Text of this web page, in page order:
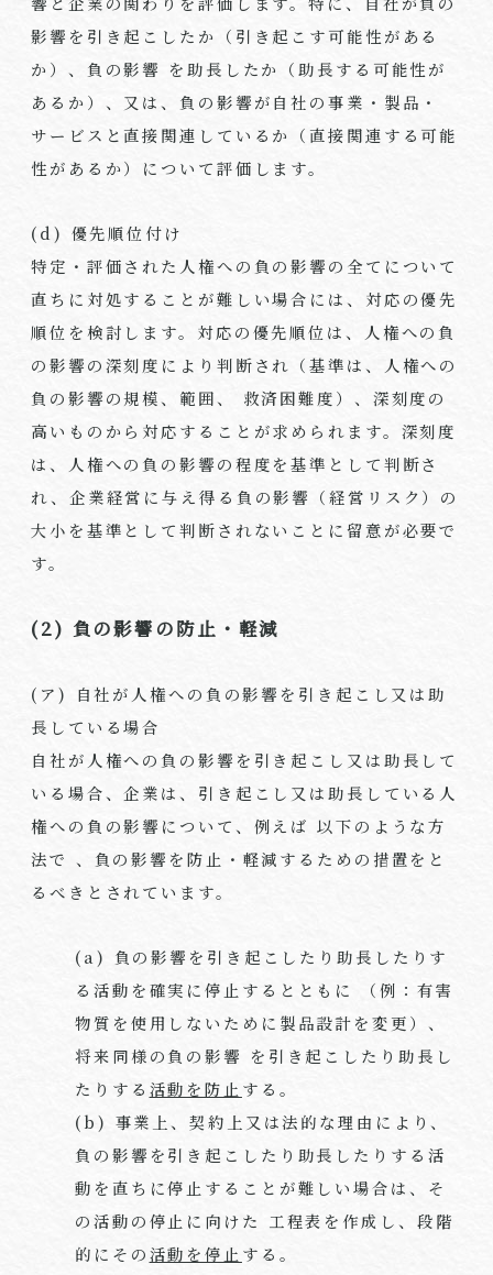
影響を引き起こしたか（引き起こす可能性がある
か）、負の影響 を助長したか（助長する可能性が
あるか）、又は、負の影響が自社の事業・製品・
サービスと直接関連しているか（直接関連する可能
性があるか）について評価します。
(d) 優先順位付け
特定・評価された人権への負の影響の全てについて
直ちに対処することが難しい場合には、対応の優先
順位を検討します。対応の優先順位は、人権への負
の影響の深刻度により判断され（基準は、人権への
負の影響の規模、範囲、 救済困難度）、深刻度の
高いものから対応することが求められます。深刻度
は、人権への負の影響の程度を基準として判断さ
れ、企業経営に与え得る負の影響（経営リスク）の
大小を基準として判断されないことに留意が必要で
す。
(2) 負の影響の防止・軽減
(ア) 自社が人権への負の影響を引き起こし又は助
長している場合
自社が人権への負の影響を引き起こし又は助長して
いる場合、企業は、引き起こし又は助長している人
権への負の影響について、例えば 以下のような方
法で 、負の影響を防止・軽減するための措置をと
るべきとされています。
(a) 負の影響を引き起こしたり助長したりす
る活動を確実に停止するとともに （例：有害
物質を使用しないために製品設計を変更）、
将来同様の負の影響 を引き起こしたり助長し
たりする 活動を防止 する。
(b) 事業上、契約上又は法的な理由により、
負の影響を引き起こしたり助長したりする活
動を直ちに停止することが難しい場合は、そ
の活動の停止に向けた 工程表を作成し、段階
的にその活動を停止 する。